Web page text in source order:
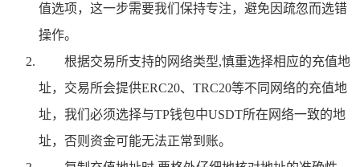
值选项，这一步需要我们保持专注，避免因疏忽而选错
操作。
根据交易所支持的网络类型,慎重选择相应的充值地
址，交易所会提供ERC20、TRC20等不同网络的充值地
址，我们必须选择与TP钱包中USDT所在网络一致的地
址，否则资金可能无法正常到账。